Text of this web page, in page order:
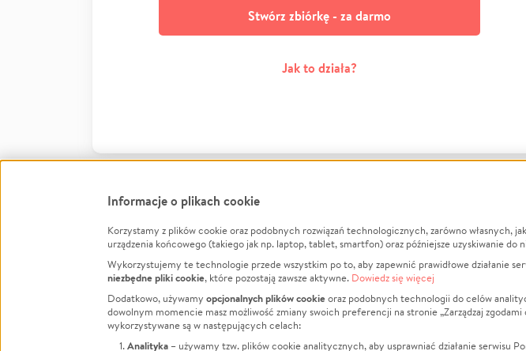
Stwórz zbiórkę - za darmo
Jak to działa?
FacebookTwitter Instagram
LinkedInTikTok Youtube
Informacje
Jak to działa?
Regulamin
Polityka Prywatności
O nas
Opinie
Raporty
Za
Informacje o plikach cookie
Korzystamy z plików cookie oraz podobnych rozwiązań technologicznych, zarówno
urządzenia końcowego (takiego jak np. laptop, tablet, smartfon) oraz późniejsze uzyskiwanie do
Wykorzystujemy te technologie przede wszystkim po to, aby zapewnić prawidłowe działanie
niezbędne pliki cookie, które pozostają zawsze aktywne. Dowiedz się więcej
Dodatkowo, używamy opcjonalnych plików cookieoraz podobnych technologii do celów
dowolnym momencie masz możliwość zmiany swoich preferencji na stronie „Zarządzaj
wykorzystywane są w następujących celach:
Analityka – używamy tzw. plików cookie analitycznych, aby usprawniać działanie serwisu